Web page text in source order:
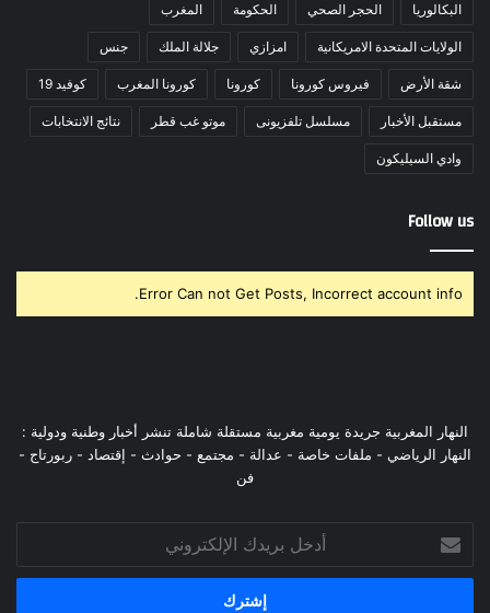
البكالوريا الحجر الصحي الحكومة المغرب
الولايات المتحدة الامريكانية امزازي جلالة الملك جنس
شقة الأرض فيروس كورونا كورونا كورونا المغرب كوفيد 19
مستقبل الأخبار مسلسل تلفزيونى موتو غب قطر نتائج الانتخابات
وادي السيليكون
Follow us
Error Can not Get Posts, Incorrect account info.
النهار المغربية جريدة يومية مغربية مستقلة شاملة تنشر أخبار وطنية ودولية :
النهار الرياضي - ملفات خاصة - عدالة - مجتمع - حوادث - إقتصاد - ربورتاج -
فن
أدخل
بريدك
الإلكتروني